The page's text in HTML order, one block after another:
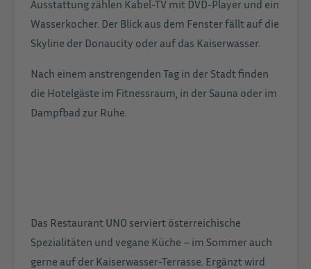
Ausstattung zählen Kabel-TV mit DVD-Player und ein
Wasserkocher. Der Blick aus dem Fenster fällt auf die
Skyline der Donaucity oder auf das Kaiserwasser.
Nach einem anstrengenden Tag in der Stadt finden
die Hotelgäste im Fitnessraum, in der Sauna oder im
Dampfbad zur Ruhe.
Das Restaurant UNO serviert österreichische
Spezialitäten und vegane Küche – im Sommer auch
gerne auf der Kaiserwasser-Terrasse. Ergänzt wird